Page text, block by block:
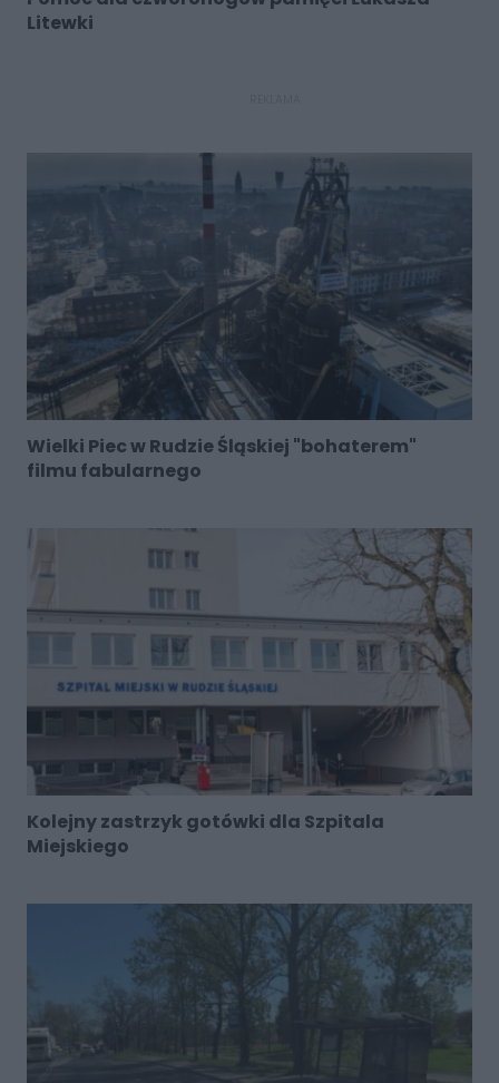
Litewki
Wielki Piec w Rudzie Śląskiej "bohaterem"
filmu fabularnego
Kolejny zastrzyk gotówki dla Szpitala
Miejskiego